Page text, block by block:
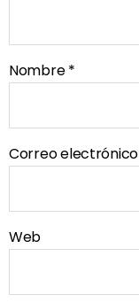
Nombre*
Correo electrónico
Web